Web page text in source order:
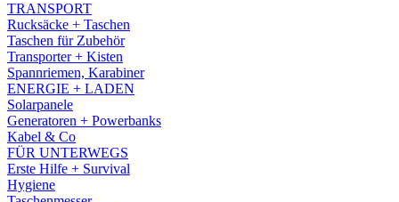
TRANSPORT
Rucksäcke + Taschen
Taschen für Zubehör
Transporter + Kisten
Spannriemen, Karabiner
ENERGIE + LADEN
Solarpanele
Generatoren + Powerbanks
Kabel & Co
FÜR UNTERWEGS
Erste Hilfe + Survival
Hygiene